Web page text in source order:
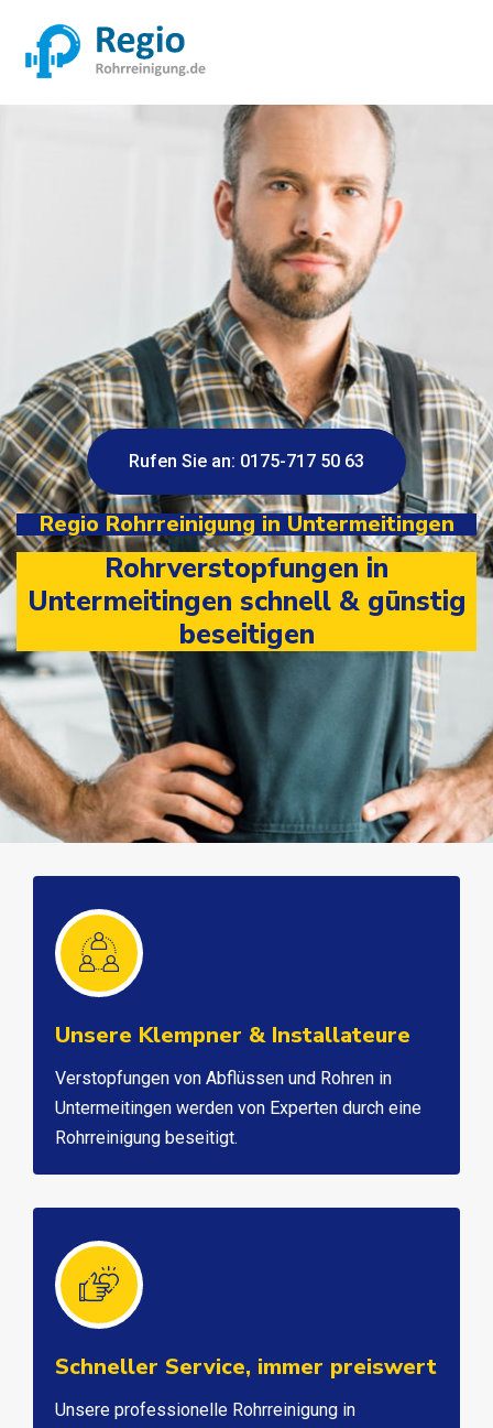
Rufen Sie an: 0175-717 50 63
Regio Rohrreinigung in Untermeitingen
Rohrverstopfungen in
Untermeitingen schnell & günstig
beseitigen
Unsere Klempner & Installateure
Verstopfungen von Abflüssen und Rohren in
Untermeitingen werden von Experten durch eine
Rohrreinigung beseitigt.
Schneller Service, immer preiswert
Unsere professionelle Rohrreinigung in